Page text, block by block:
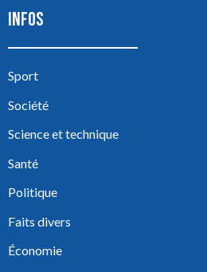
INFOS
Sport
Société
Science et technique
Santé
Politique
Faits divers
Économie